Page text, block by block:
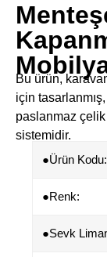
Bu ürün,
için
paslanmaz
sistemidir.
●Ürün Kodu:
●​​Renk:
●Sevk